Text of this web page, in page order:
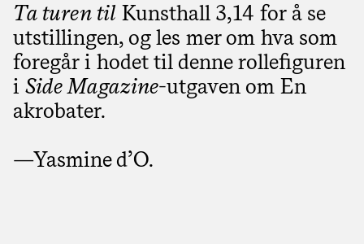
Ta turen til Kunsthall 3,14 for å se
utstillingen, og les mer om hva som
foregår i hodet til denne rollefiguren
i Side Magazine-utgaven om En
akrobater.
—Yasmine d’O.